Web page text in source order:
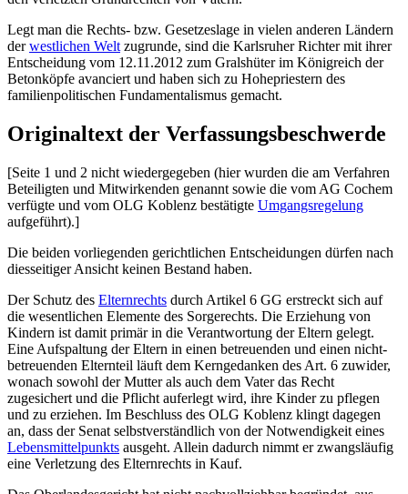
Legt man die Rechts- bzw. Gesetzes­lage in vielen anderen Ländern
derwestlichen Welt zugrunde, sind die Karlsruher Richter mit ihrer
Entscheidung vom 12.11.2012 zum Gralshüter im Königreich der
Betonköpfe avanciert und haben sich zu Hohepriestern des
familienpolitischen Fundamentalismus gemacht.
Originaltext der Verfassungsbeschwerde
[Seite 1 und 2 nicht wiedergegeben (hier wurden die am Verfahren
Beteiligten und Mitwirkenden genannt sowie die vom AG Cochem
verfügte und vom OLG Koblenz bestätigte Umgangsregelung
aufgeführt).]
Die beiden vorliegenden gerichtlichen Entscheidungen dürfen nach
diesseitiger Ansicht keinen Bestand haben.
Der Schutz des Elternrechts durch Artikel 6 GG erstreckt sich auf
die wesentlichen Elemente des Sorgerechts. Die Erziehung von
Kindern ist damit primär in die Verantwortung der Eltern gelegt.
Eine Aufspaltung der Eltern in einen betreuenden und einen nicht­
betreuenden Elternteil läuft dem Kerngedanken des Art. 6 zuwider,
wonach sowohl der Mutter als auch dem Vater das Recht
zugesichert und die Pflicht auferlegt wird, ihre Kinder zu pflegen
und zu erziehen. Im Beschluss des OLG Koblenz klingt dagegen
an, dass der Senat selbstverständlich von der Notwendigkeit eines
Lebensmittelpunkts ausgeht. Allein dadurch nimmt er zwangsläufig
eine Verletzung des Elternrechts in Kauf.